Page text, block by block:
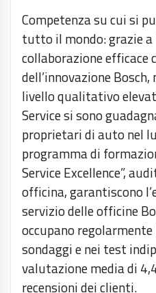
Competenza su cui si
tutto il mondo: grazie
collaborazione efficace
dell’innovazione
livello qualitativo
Service si sono
proprietari di auto nel
programma di
Service Excellence”,
officina, garantiscono
servizio delle officine
occupano
sondaggi e nei test
valutazione media di
recensioni dei clienti.